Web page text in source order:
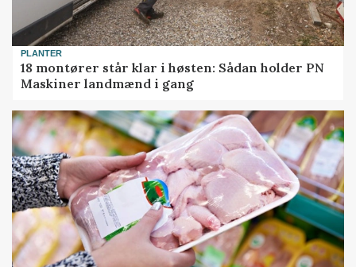
PLANTER
18 montører står klar i høsten: Sådan holder PN
Maskiner landmænd i gang